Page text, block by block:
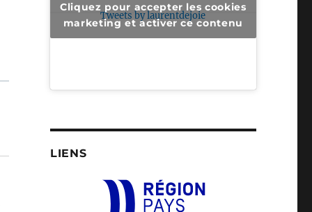
Tweets by laurentdejoie
Cliquez pour accepter les cookies
marketing et activer ce contenu
LIENS